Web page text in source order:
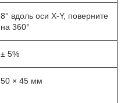
8° вдоль оси X-Y, поверните
на 360°
± 5%
50 × 45 мм